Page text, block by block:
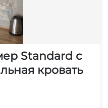
Standard с
кровать